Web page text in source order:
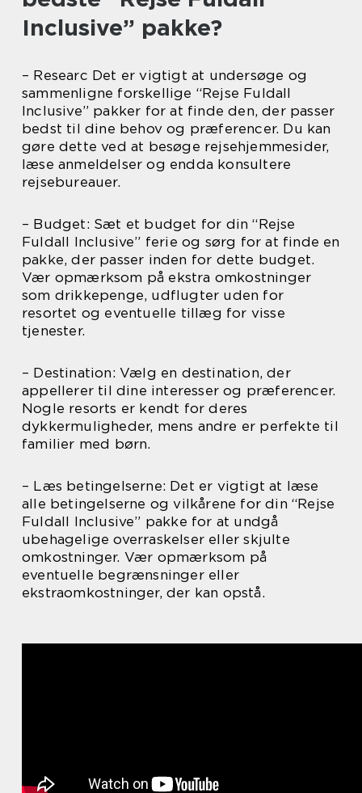
Inclusive” pakke?
– Researc Det er vigtigt at undersøge og
sammenligne forskellige “Rejse Fuldall
Inclusive” pakker for at finde den, der passer
bedst til dine behov og præferencer. Du kan
gøre dette ved at besøge rejsehjemmesider,
læse anmeldelser og endda konsultere
rejsebureauer.
– Budget: Sæt et budget for din “Rejse
Fuldall Inclusive” ferie og sørg for at finde en
pakke, der passer inden for dette budget.
Vær opmærksom på ekstra omkostninger
som drikkepenge, udflugter uden for
resortet og eventuelle tillæg for visse
tjenester.
– Destination: Vælg en destination, der
appellerer til dine interesser og præferencer.
Nogle resorts er kendt for deres
dykkermuligheder, mens andre er perfekte til
familier med børn.
– Læs betingelserne: Det er vigtigt at læse
alle betingelserne og vilkårene for din “Rejse
Fuldall Inclusive” pakke for at undgå
ubehagelige overraskelser eller skjulte
omkostninger. Vær opmærksom på
eventuelle begrænsninger eller
ekstraomkostninger, der kan opstå.